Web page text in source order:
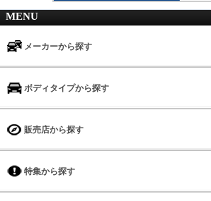
MENU
メーカーから探す
ボディタイプから探す
販売店から探す
特集から探す